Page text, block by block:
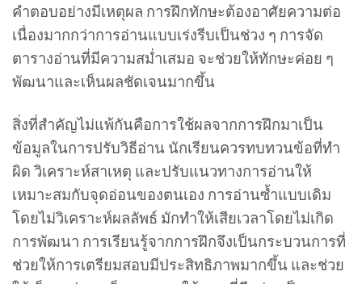
คำตอบอย่างมีเหตุผล การฝึกทักษะต้องอาศัยความต่อ
เนื่องมากกว่าการอ่านแบบเร่งรีบเป็นช่วง ๆ การจัด
ตารางอ่านที่มีความสม่ำเสมอ จะช่วยให้ทักษะค่อย ๆ
พัฒนาและเห็นผลชัดเจนมากขึ้น
สิ่งที่สำคัญไม่แพ้กันคือการใช้ผลจากการฝึกมาเป็น
ข้อมูลในการปรับวิธีอ่าน นักเรียนควรทบทวนข้อที่ทำ
ผิด วิเคราะห์สาเหตุ และปรับแนวทางการอ่านให้
เหมาะสมกับจุดอ่อนของตนเอง การอ่านซ้ำแบบเดิม
โดยไม่วิเคราะห์ผลลัพธ์ มักทำให้เสียเวลาโดยไม่เกิด
การพัฒนา การเรียนรู้จากการฝึกจึงเป็นกระบวนการที่
ช่วยให้การเตรียมสอบมีประสิทธิภาพมากขึ้น และช่วย